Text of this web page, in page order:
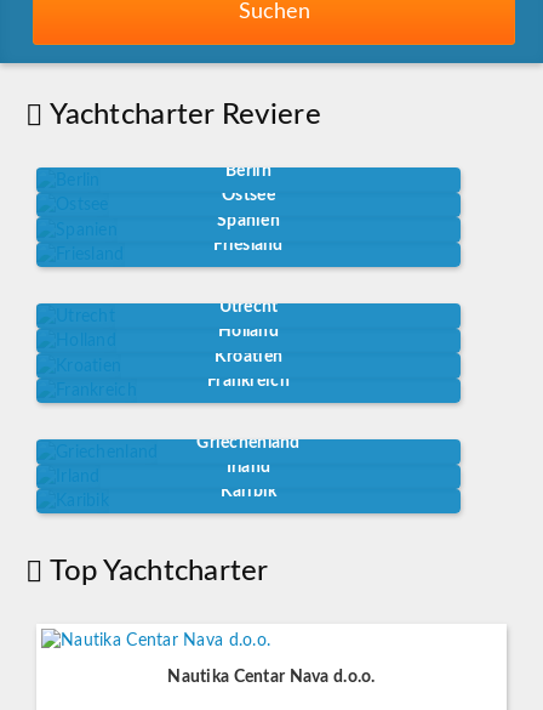
Suchen
Yachtcharter Reviere
Berlin
Ostsee
Spanien
Friesland
Utrecht
Holland
Kroatien
Frankreich
Griechenland
Irland
Karibik
Top Yachtcharter
Nautika Centar Nava d.o.o.